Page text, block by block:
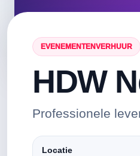
EVENEMENTENVERHUUR
HDW
Professionele
Locatie